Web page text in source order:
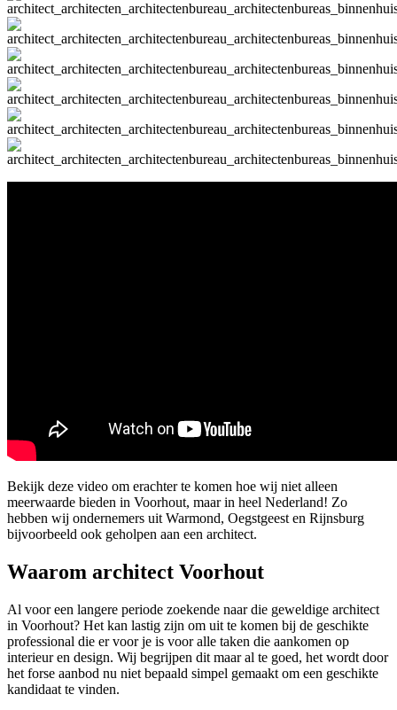
Bekijk deze video om erachter te komen hoe wij niet alleen
meerwaarde bieden in Voorhout, maar in heel Nederland! Zo
hebben wij ondernemers uit Warmond, Oegstgeest en Rijnsburg
bijvoorbeeld ook geholpen aan een architect.
Waarom architect Voorhout
Al voor een langere periode zoekende naar die geweldige architect
in Voorhout? Het kan lastig zijn om uit te komen bij de geschikte
professional die er voor je is voor alle taken die aankomen op
interieur en design. Wij begrijpen dit maar al te goed, het wordt door
het forse aanbod nu niet bepaald simpel gemaakt om een geschikte
kandidaat te vinden.